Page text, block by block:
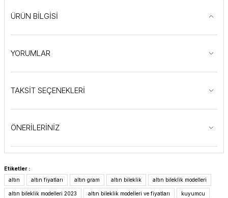
ÜRÜN BİLGİSİ
YORUMLAR
TAKSİT SEÇENEKLERİ
ÖNERİLERİNİZ
Etiketler :
altın
altın fiyatları altın gram altın bileklik altın bileklik modelleri
altın bileklik modelleri 2023 altın bileklik modelleri ve fiyatları kuyumcu